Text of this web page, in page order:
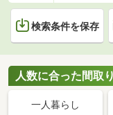
検索条件を保存
人数に合った間取
一人暮らし